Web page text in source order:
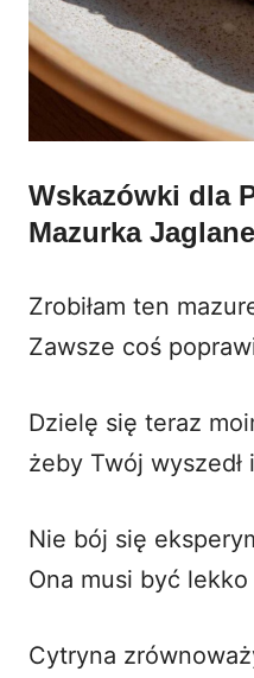
Wskazówki dla
Mazurka
Zrobiłam ten
Zawsze coś
Dzielę się teraz
żeby Twój wyszedł
Nie bój się
Ona musi być
Cytryna